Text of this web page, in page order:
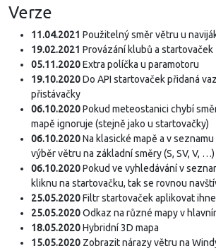
Verze
11.04.2021 Použitelný směr větru u
19.02.2021 Provázání klubů a startovaček
05.11.2020Extra políčka u paramotoru
19.10.2020Do API startovaček přidaná
přistávačky
06.10.2020Pokud meteostanici chybí
mapě ignoruje (stejně jako u startovačky)
06.10.2020Na klasické mapě a v
výběr větru na základní směry (S, SV, V, …)
06.10.2020Pokud ve vyhledávání v
kliknu na startovačku, tak se rovnou
25.05.2020Filtr startovaček aplikovat
25.05.2020Odkaz na různé mapy v
18.05.2020Hybridní 3D mapa
15.05.2020 Zobrazit nárazy větru na